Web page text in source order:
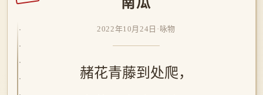
2022年10月24日 · 咏物
赭花青藤到处爬，